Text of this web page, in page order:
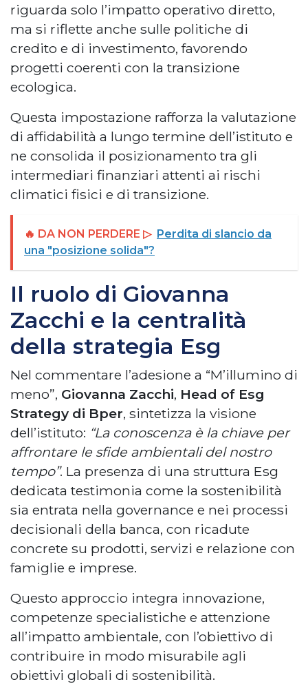
riguarda solo l’impatto operativo diretto,
ma si riflette anche sulle politiche di
credito e di investimento, favorendo
progetti coerenti con la transizione
ecologica.
Questa impostazione rafforza la valutazione
di affidabilità a lungo termine dell’istituto e
ne consolida il posizionamento tra gli
intermediari finanziari attenti ai rischi
climatici fisici e di transizione.
🔥 DA NON PERDERE ▷ Perdita di slancio da
una "posizione solida"?
Il ruolo di Giovanna
Zacchi e la centralità
della strategia Esg
Nel commentare l’adesione a “M’illumino di
meno”, Giovanna Zacchi, Head of Esg
Strategy di Bper, sintetizza la visione
dell’istituto: “La conoscenza è la chiave per
affrontare le sfide ambientali del nostro
tempo”. La presenza di una struttura Esg
dedicata testimonia come la sostenibilità
sia entrata nella governance e nei processi
decisionali della banca, con ricadute
concrete su prodotti, servizi e relazione con
famiglie e imprese.
Questo approccio integra innovazione,
competenze specialistiche e attenzione
all’impatto ambientale, con l’obiettivo di
contribuire in modo misurabile agli
obiettivi globali di sostenibilità.